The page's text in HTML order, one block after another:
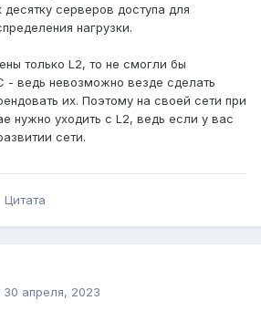
серверов доступа для
нагрузки.
только L2, то не смогли бы
- ведь невозможно везде сделать
их. Поэтому на своей сети при
нужно уходить с L2, ведь если у вас
сети.
Цитата
30 апреля, 2023